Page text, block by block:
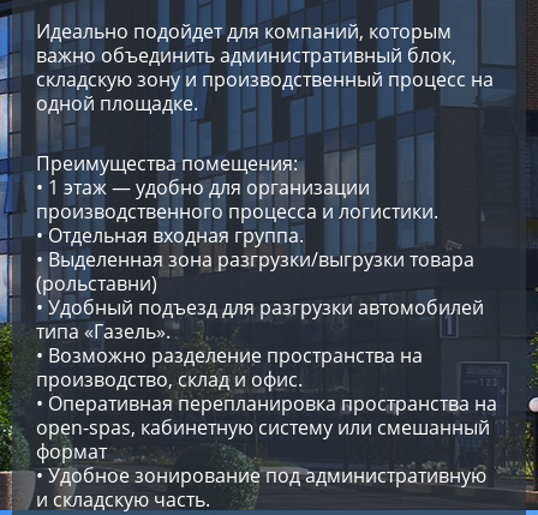
Идеально подойдет для компаний, которым
важно объединить административный блок,
складскую зону и производственный процесс на
одной площадке.
Преимущества помещения:
• 1 этаж — удобно для организации
производственного процесса и логистики.
• Отдельная входная группа.
• Выделенная зона разгрузки/выгрузки товара
(рольставни)
• Удобный подъезд для разгрузки автомобилей
типа «Газель».
• Возможно разделение пространства на
производство, склад и офис.
• Оперативная перепланировка пространства на
open-spas, кабинетную систему или смешанный
формат
• Удобное зонирование под административную
и складскую часть.